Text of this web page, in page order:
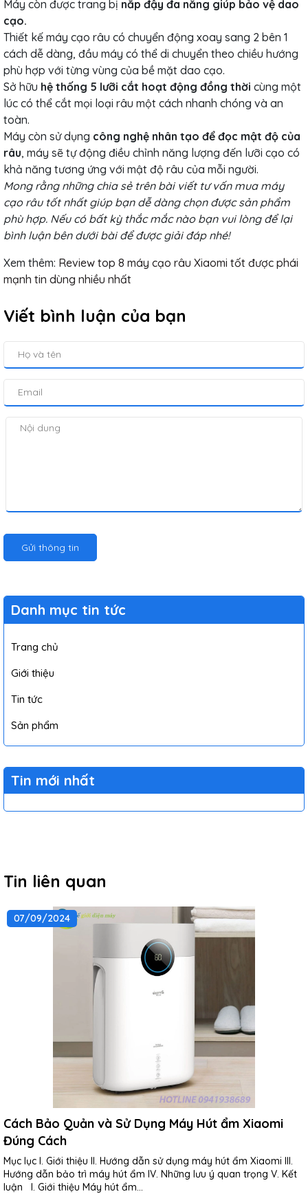
Máy còn được trang bị nắp đậy đa năng giúp bảo vệ dao
cạo.
Thiết kế máy cạo râu có chuyển động xoay sang 2 bên 1
cách dễ dàng, đầu máy có thể di chuyển theo chiều hướng
phù hợp với từng vùng của bề mặt dao cạo.
Sở hữu hệ thống 5 lưỡi cắt hoạt động đồng thời cùng một
lúc có thể cắt mọi loại râu một cách nhanh chóng và an
toàn.
Máy còn sử dụng công nghệ nhân tạo để đọc mật độ của
râu, máy sẽ tự động điều chỉnh năng lượng đến lưỡi cạo có
khả năng tương ứng với mật độ râu của mỗi người.
Mong rằng những chia sẻ trên bài viết tư vấn mua máy
cạo râu tốt nhất giúp bạn dễ dàng chọn được sản phẩm
phù hợp. Nếu có bất kỳ thắc mắc nào bạn vui lòng để lại
bình luận bên dưới bài để được giải đáp nhé!
Xem thêm: Review top 8 máy cạo râu Xiaomi tốt được phái
mạnh tin dùng nhiều nhất
Viết bình luận của bạn
Gửi thông tin
Danh mục tin tức
Trang chủ
Giới thiệu
Tin tức
Sản phẩm
Tin mới nhất
Tin liên quan
07/09/2024
Cách Bảo Quản và Sử Dụng Máy Hút ẩm Xiaomi
Đúng Cách
Mục lục I. Giới thiệu II. Hướng dẫn sử dụng máy hút ẩm Xiaomi III.
Hướng dẫn bảo trì máy hút ẩm IV. Những lưu ý quan trọng V. Kết
luận I. Giới thiệu Máy hút ẩm...